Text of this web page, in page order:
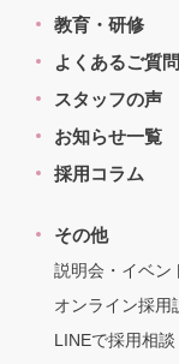
教育・研修
よくあるご質問
スタッフの声
お知らせ一覧
採用コラム
その他
説明会・イベン
オンライン採用
LINEで採用相談